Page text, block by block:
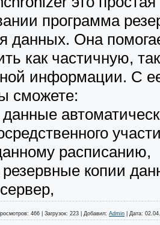
программа
данных. Она
как частичную,
информации. С
сможете:
расписанию,
резервные копии
466 Загрузок: 223 Добавил: Admin Дата: